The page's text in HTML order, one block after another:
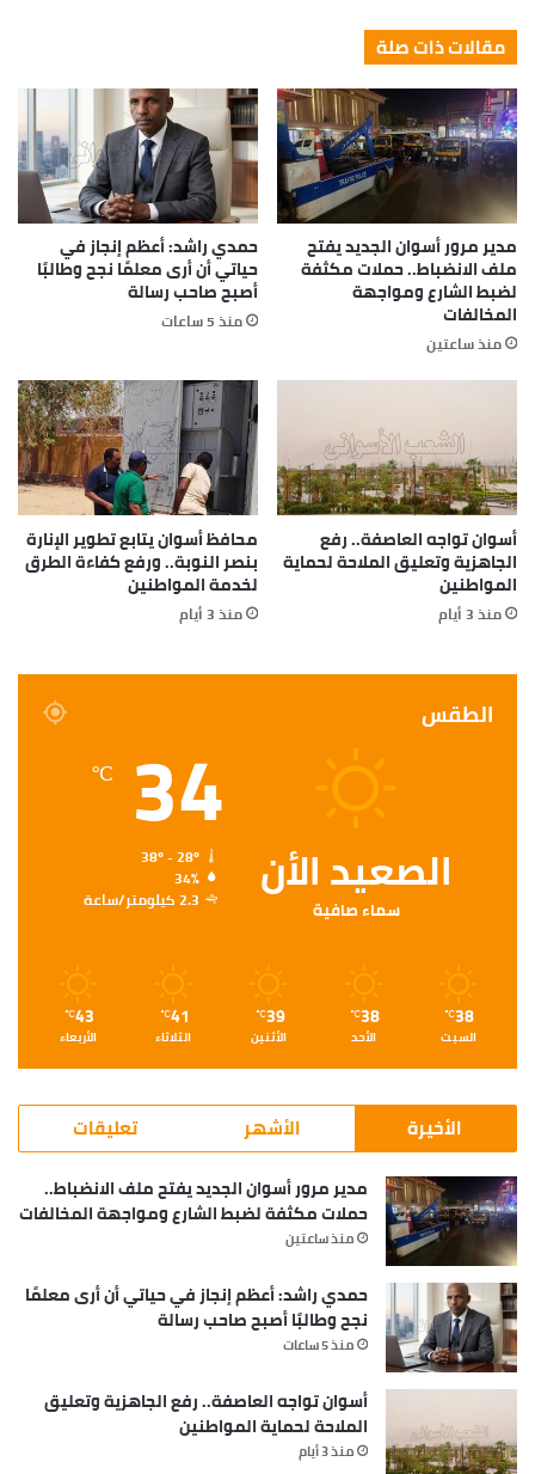
مقالات ذات صلة
مدير مرور أسوان الجديد يفتح
ملف الانضباط.. حملات مكثفة
لضبط الشارع ومواجهة
المخالفات
منذ ساعتين
حمدي راشد: أعظم إنجاز في
حياتي أن أرى معلمًا نجح وطالبًا
أصبح صاحب رسالة
منذ 5 ساعات
أسوان تواجه العاصفة.. رفع
الجاهزية وتعليق الملاحة لحماية
المواطنين
منذ 3 أيام
محافظ أسوان يتابع تطوير الإنارة
بنصر النوبة.. ورفع كفاءة الطرق
لخدمة المواطنين
منذ 3 أيام
الطقس
الصعيد الأن
سماء صافية
34
℃
38º - 28º
34%
2.3 كيلومتر/ساعة
38
℃
السبت
38
℃
الأحد
39
℃
الأثنين
41
℃
الثلاثاء
43
℃
الأربعاء
الأخيرة الأشهر تعليقات
مدير مرور أسوان الجديد يفتح ملف الانضباط..
حملات مكثفة لضبط الشارع ومواجهة المخالفات
منذ ساعتين
حمدي راشد: أعظم إنجاز في حياتي أن أرى معلمًا
نجح وطالبًا أصبح صاحب رسالة
منذ 5 ساعات
أسوان تواجه العاصفة.. رفع الجاهزية وتعليق
الملاحة لحماية المواطنين
منذ 3 أيام